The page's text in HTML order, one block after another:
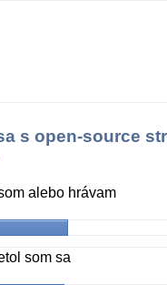
s open-source
alebo hrávam
som sa